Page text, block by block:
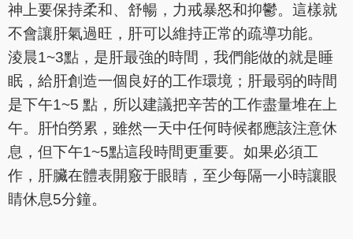
神上要保持柔和、舒暢，力戒暴怒和抑鬱。這樣就
不會讓肝氣過旺，肝可以維持正常的疏導功能。
淩晨1~3點，是肝最強的時間，我們能做的就是睡
眠，給肝創造一個良好的工作環境；肝最弱的時間
是下午1~5 點，所以建議把辛苦的工作盡量堆在上
午。肝怕勞累，雖然一天中任何時候都應該注意休
息，但下午1~5點這段時間更重要。如果必須工
作，肝臟在體表開竅于眼睛，至少每隔一小時讓眼
睛休息5分鐘。